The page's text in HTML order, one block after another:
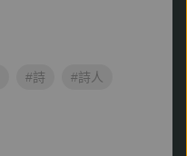
#詩 #詩人